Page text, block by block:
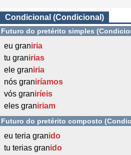
Condicional (Condicional)
Futuro do pretérito simples
eu graniria
tu granirias
ele graniria
nós graniríamos
vós graniríeis
eles graniriam
Futuro do pretérito composto
eu teria granido
tu terias granido